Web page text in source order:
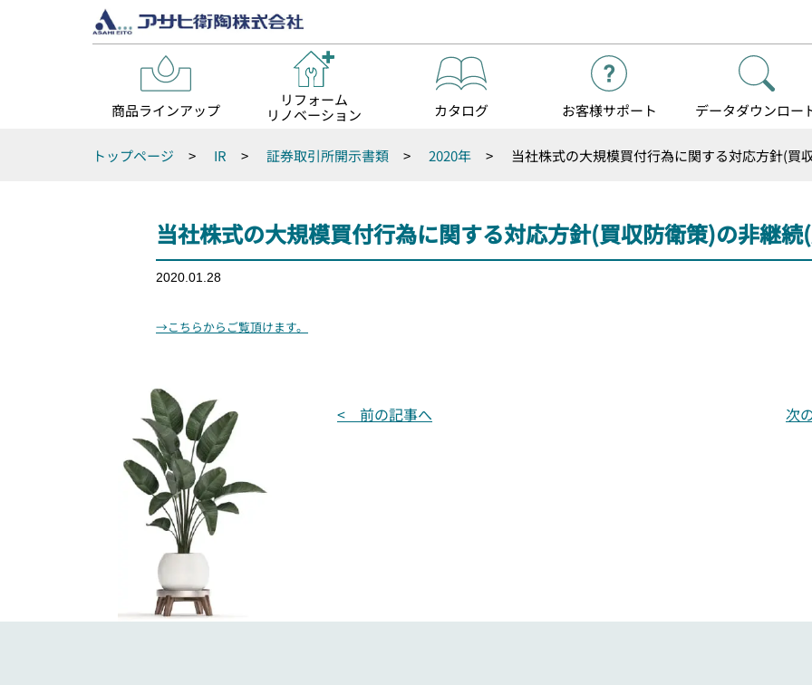
商品ラインアップ
リフォーム
リノベーション
カタログ お客様サポート データダウンロー
トップページ > IR > 証券取引所開示書類 > 2020年 > 当社株式の大規模買付行為に関する対応方針(買
当社株式の大規模買付行為に関する対応方針(買収防衛策)の非継
2020.01.28
→こちらからご覧頂けます。
投
稿
ナ
ビ
ゲ
ー
シ
ョ
< 前の記事へ 次